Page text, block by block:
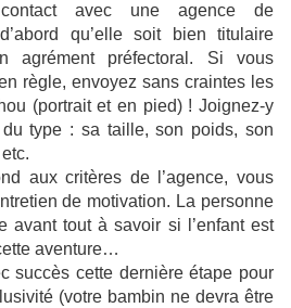
avec une agence de
qu’elle soit bien titulaire
agrément préfectoral. Si vous
règle, envoyez sans craintes les
(portrait et en pied) ! Joignez-y
type : sa taille, son poids, son
aux critères de l’agence, vous
de motivation. La personne
avant tout à savoir si l’enfant est
aventure…
succès cette dernière étape pour
(votre bambin ne devra être